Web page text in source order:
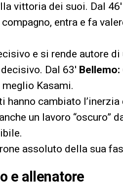
vittoria dei suoi. Dal 46′
entra e fa
e si rende autore di
Dal 63′ Bellemo:
meglio Kasami.
hanno cambiato
un lavoro “oscuro”
assoluto della sua
e allenatore